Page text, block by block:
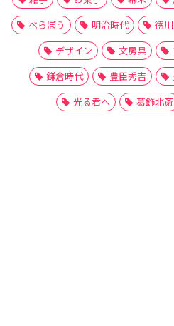
べらぼう
明治時代 徳
デザイン
文房具
鎌倉時代
豊臣秀吉
光る君へ
葛飾北斎